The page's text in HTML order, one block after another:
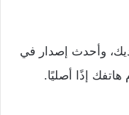
وأحدث إصدار في
هاتفك إذًا أصليًا.